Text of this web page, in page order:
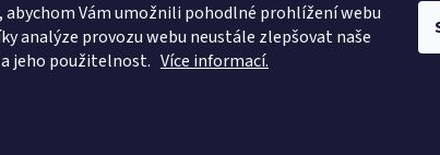
abychom Vám umožnili pohodlné prohlížení webu
analýze provozu webu neustále zlepšovat naše
jeho použitelnost. Více informací.